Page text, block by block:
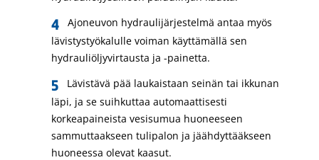
Ajoneuvon hydraulijärjestelmä antaa myös
lävistystyökalulle voiman käyttämällä sen
hydrauliöljyvirtausta ja -painetta.
Lävistävä pää laukaistaan seinän tai ikkunan
läpi, ja se suihkuttaa automaattisesti
korkeapaineista vesisumua huoneeseen
sammuttaakseen tulipalon ja jäähdyttääkseen
huoneessa olevat kaasut.